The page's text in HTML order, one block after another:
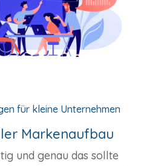
für kleine Unternehmen
Markenaufbau
und genau das sollte